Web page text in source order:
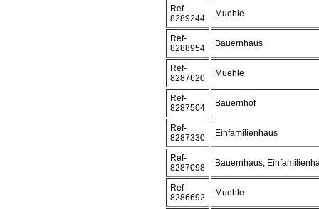
Ref-
8289244
Muehle
Ref-
8288954
Bauernhaus
Ref-
8287620
Muehle
Ref-
8287504
Bauernhof
Ref-
8287330
Einfamilienhaus
Ref-
8287098
Bauernhaus,
Ref-
8286692
Muehle